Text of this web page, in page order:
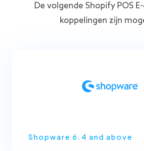
De volgende Shopify POS
koppelingen zijn
Shopware 6.4 and above